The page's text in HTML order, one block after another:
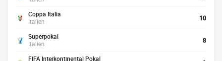
Coppa Italia
Italien
10
Superpokal
Italien
8
FIFA Interkontinental Pokal